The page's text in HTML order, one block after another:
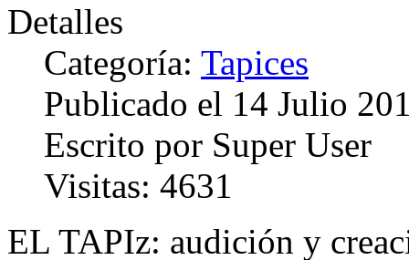
Detalles
Categoría: Tapices
Publicado el 14 Julio
Escrito por Super User
Visitas: 4631
EL TAPIz: audición y